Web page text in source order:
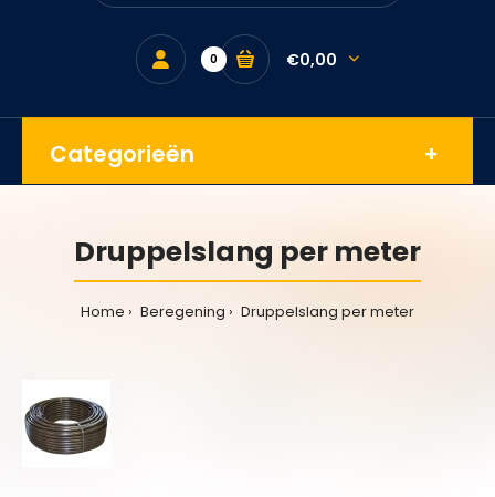
0 €0,00
Categorieën
Druppelslang per meter
Home Beregening Druppelslang per meter